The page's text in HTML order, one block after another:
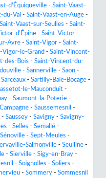
d'Équiqueville - Saint-Vaast-
du-Val - Saint-Vaast-en-Auge -
Saint-Vaast-sur-Seulles - Saint-
d'Épine - Saint-Victor-
Avre - Saint-Vigor - Saint-
Vigor-le-Grand - Saint-Vincent-
des-Bois - Saint-Vincent-du-
- Sannerville - Saon -
Sarceaux - Sartilly-Baie-Bocage -
le-Mauconduit -
- Saumont-la-Poterie -
- Saussemesnil -
- Saussey - Savigny - Savigny-
- Selles - Semallé -
Sénoville - Sept-Meules -
Salmonville - Seulline -
- Sierville - Sigy-en-Bray -
- Soignolles - Soliers -
- Sommery - Sommesnil